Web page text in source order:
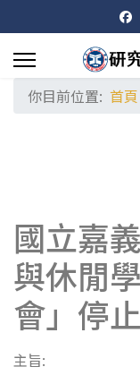
你目前位置: 首頁
國立嘉
與休閒
會」停
主旨: